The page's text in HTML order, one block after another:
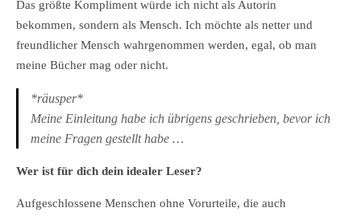
Das größte Kompliment würde ich nicht als Autorin
bekommen, sondern als Mensch. Ich möchte als netter und
freundlicher Mensch wahrgenommen werden, egal, ob man
meine Bücher mag oder nicht.
*räusper*
Meine Einleitung habe ich übrigens geschrieben, bevor ich
meine Fragen gestellt habe …
Wer ist für dich dein idealer Leser?
Aufgeschlossene Menschen ohne Vorurteile, die auch